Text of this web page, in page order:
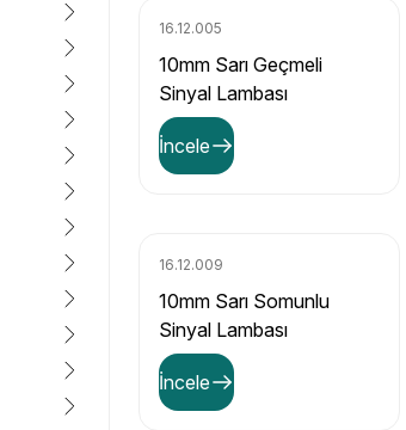
16.12.005
10mm Sarı Geçmeli
Sinyal Lambası
İncele
16.12.009
10mm Sarı Somunlu
Sinyal Lambası
İncele